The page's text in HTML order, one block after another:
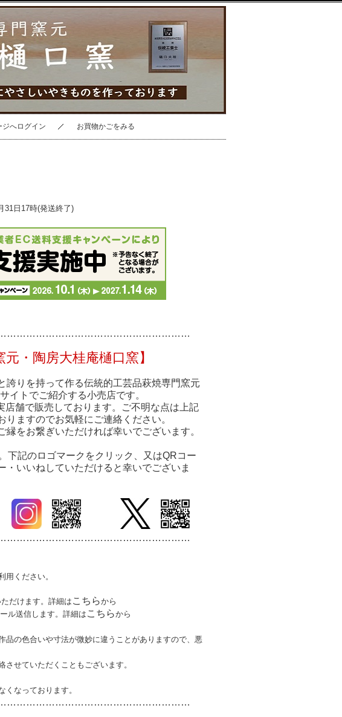
ジへログイン お買物かごをみる
31日17時(発送終了)
…………… ………
・陶房大桂庵樋口窯】
誇りを持って作る伝統的工芸品萩焼専門窯元
イトでご紹介する小売店です。
舗で販売しております。ご不明な点は上記
ますのでお気軽にご連絡ください。
をお繋ぎいただければ幸いでございます。
下記のロゴマークをクリック、又はQRコー
・いいねしていただけると幸いでございま
………
用ください。
だけます。詳細は こちらから
ル送信します。詳細は こちらから
品の色合いや寸法が微妙に違うことがありますので、悪
せていただくこともございます。
なっております。
………